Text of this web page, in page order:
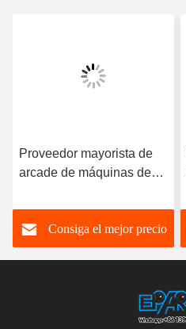
Proveedor mayorista de
arcade de máquinas de
Consiga el mejor precio